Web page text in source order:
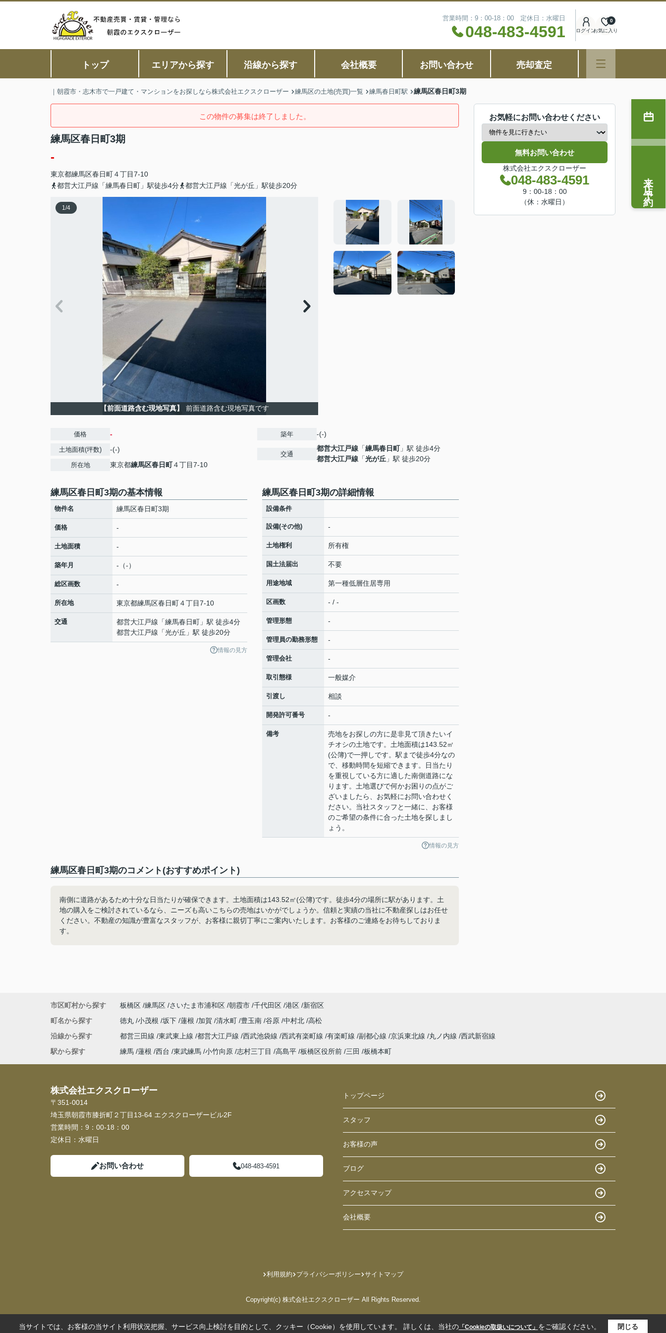
営業時間：9：00-18：00 定休日：水曜日
048-483-4591 ログインお気に入り
0
トップ エリアから探す 沿線から探す 会社概要 お問い合わせ 売却査定
｜朝霞市・志木市で一戸建て・マンションをお探しなら株式会社エクスクローザー 練馬区の土地(売買)一覧 練馬春日町駅 練馬区春日町3期
この物件の募集は終了しました。
練馬区春日町3期
-
東京都練馬区春日町４丁目7-10
都営大江戸線「練馬春日町」駅徒歩4分
都営大江戸線「光が丘」駅徒歩20分
1/4
【前面道路含む現地写真】 前面道路含む現地写真です
価格 -
土地面積(坪数) -(-)
所在地 東京都練馬区春日町４丁目7-10
築年 -(-)
交通
都営大江戸線 「練馬春日町」駅 徒歩4分
都営大江戸線 「光が丘 」駅 徒歩20分
練馬区春日町3期の基本情報
物件名 練馬区春日町3期
価格 -
土地面積 -
築年月 -（-）
総区画数 -
所在地 東京都練馬区春日町４丁目7-10
交通 都営大江戸線 「練馬春日町 」駅 徒歩4分
都営大江戸線 「光が丘 」駅 徒歩20分
情報の見方
練馬区春日町3期の詳細情報
設備条件
設備(その他) -
土地権利 所有権
国土法届出 不要
用途地域 第一種低層住居専用
区画数 - / -
管理形態 -
管理員の勤務形態 -
管理会社 -
取引態様 一般媒介
引渡し 相談
開発許可番号 -
備考
売地をお探しの方に是非見て頂きたいイ
チオシの土地です。土地面積は143.52㎡
(公簿)で一押しです。駅まで徒歩4分なの
で、移動時間を短縮できます。日当たり
を重視している方に適した南側道路にな
ります。土地選びで何かお困りの点がご
ざいましたら、お気軽にお問い合わせく
ださい。当社スタッフと一緒に、お客様
のご希望の条件に合った土地を探しまし
ょう。
情報の見方
練馬区春日町3期のコメント(おすすめポイント)
南側に道路があるため十分な日当たりが確保できます。土地面積は143.52㎡(公簿)です。徒歩4分の場所に駅があります。土
地の購入をご検討されているなら、ニーズも高いこちらの売地はいかがでしょうか。信頼と実績の当社に不動産探しはお任せ
ください。不動産の知識が豊富なスタッフが、お客様に親切丁寧にご案内いたします。お客様のご連絡をお待ちしておりま
す。
お気軽にお問い合わせください
無料お問い合わせ
株式会社エクスクローザー
048-483-4591
9：00-18：00
（休：水曜日）
来店予約
市区町村から探す 板橋区 練馬区 さいたま市浦和区 朝霞市 千代田区 港区 新宿区
町名から探す
徳丸 小茂根 坂下 蓮根 加賀 清水町 豊玉南 谷原 中村北 高松
沿線から探す
都営三田線 東武東上線 都営大江戸線 西武池袋線 西武有楽町線 有楽町線 副都心線 京浜東北線 丸ノ内線 西武新宿線
駅から探す
練馬 蓮根 西台 東武練馬 小竹向原 志村三丁目 高島平 板橋区役所前 三田 板橋本町
株式会社エクスクローザー
〒351-0014
埼玉県朝霞市膝折町２丁目13-64 エクスクローザービル2F
営業時間： 9：00-18：00
定休日： 水曜日
お問い合わせ 048-483-4591
トップページ
スタッフ
お客様の声
ブログ
アクセスマップ
会社概要
利用規約 プライバシーポリシー サイトマップ
Copyright(c) 株式会社エクスクローザー All Rights Reserved.
当サイトでは、お客様の当サイト利用状況把握、サービス向上検討を目的として、クッキー（Cookie）を使用しています。 詳しくは、当社の「Cookieの取扱いについて」 をご確認ください。 閉じる